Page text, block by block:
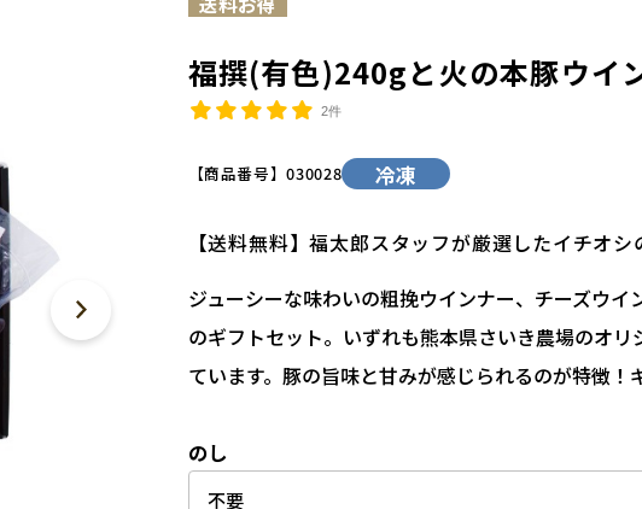
福撰(有色)240gと火の本豚ウイ
2件
【商品番号】030028 冷凍
【送料無料】福太郎スタッフが厳選したイチオ
ジューシーな味わいの粗挽ウインナー、チーズウ
のギフトセット。いずれも熊本県さいき農場のオ
ています。豚の旨味と甘みが感じられるのが特徴！
のし